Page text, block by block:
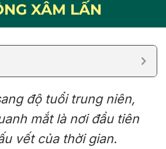
XÂM LẤN
độ tuổi trung niên,
mắt là nơi đầu tiên
vết của thời gian.